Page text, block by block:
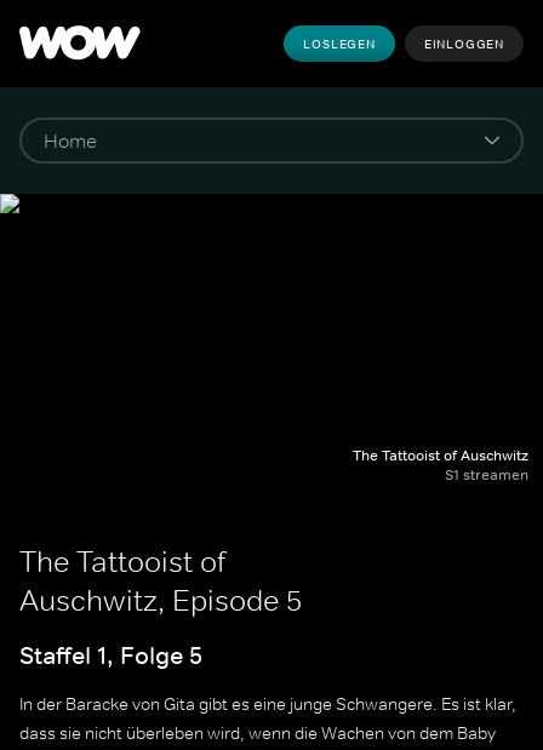
LOSLEGEN EINLOGGEN
The Tattooist of Auschwitz
S1 streamen
The Tattooist of
Auschwitz, Episode 5
Staffel 1, Folge 5
In der Baracke von Gita gibt es eine junge Schwangere. Es ist klar,
dass sie nicht überleben wird, wenn die Wachen von dem Baby